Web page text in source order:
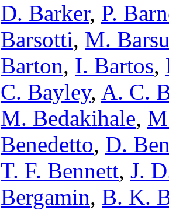
D. Barker, P.
Barsotti, M.
Barton, I. Bartos,
C. Bayley, A. C.
M. Bedakihale,
Benedetto, D.
T. F. Bennett, J.
Bergamin, B. K.